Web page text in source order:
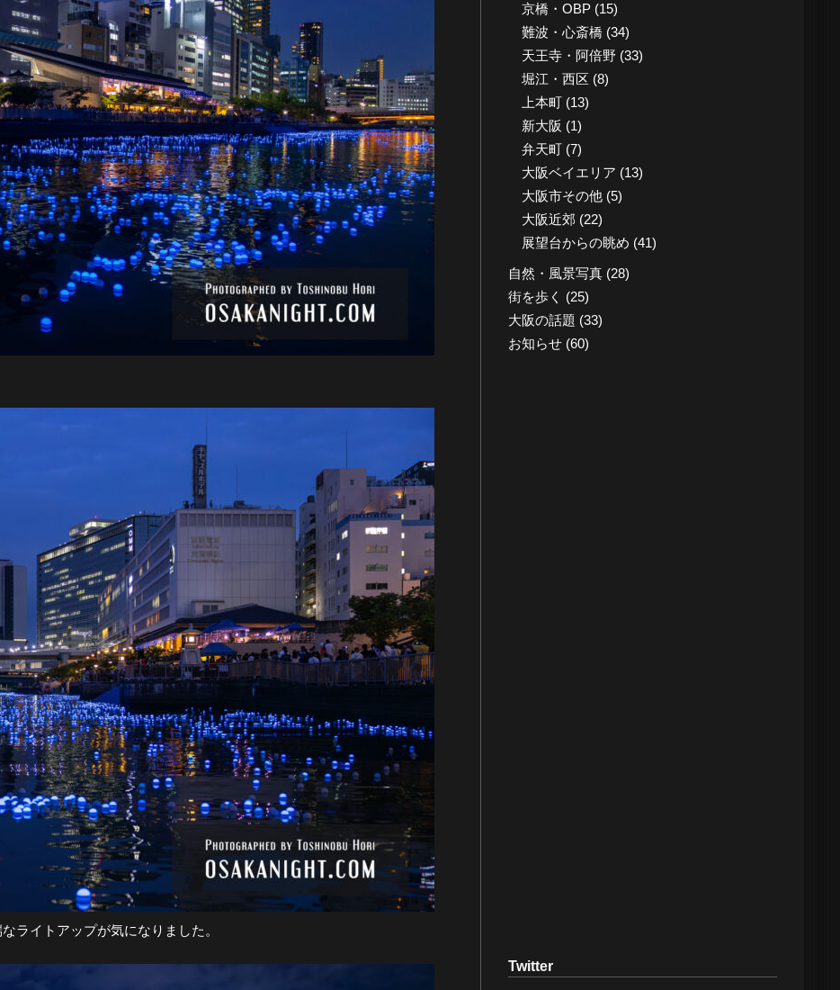
ライトアップが気になりました。
京橋・OBP(15)
難波・心斎橋(34)
天王寺・阿倍野(33)
堀江・西区 (8)
上本町(13)
新大阪 (1)
弁天町(7)
大阪ベイエリア (13)
大阪市その他(5)
大阪近郊 (22)
展望台からの眺め (41)
自然・風景写真(28)
街を歩く (25)
大阪の話題 (33)
お知らせ(60)
Twitter